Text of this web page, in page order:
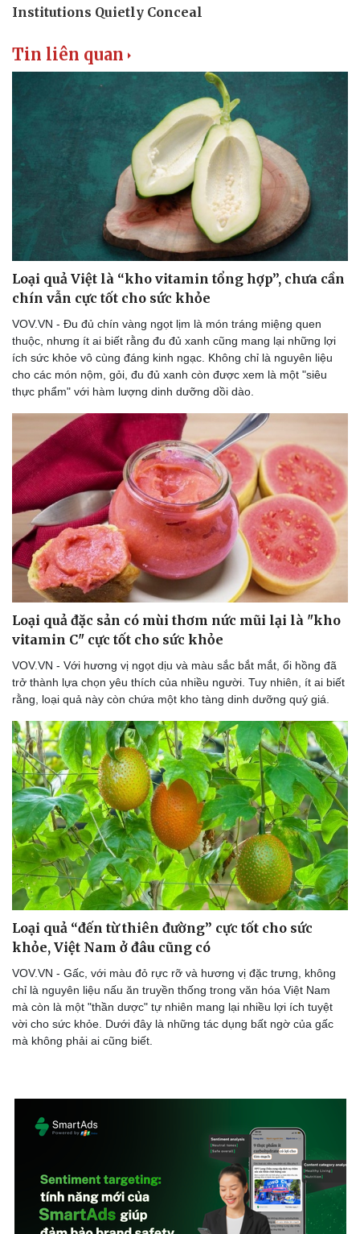
Thể thao
Lịch thi đấu bóng đá
Thế giới thể thao
Hậu trường
Ô tô - Xe máy
Xe máy
Tư vấn
Tin liên quan
Loại quả Việt là “kho vitamin tổng hợp”, chưa cần
chín vẫn cực tốt cho sức khỏe
VOV.VN - Đu đủ chín vàng ngọt lịm là món tráng miệng quen
thuộc, nhưng ít ai biết rằng đu đủ xanh cũng mang lại những lợi
ích sức khỏe vô cùng đáng kinh ngạc. Không chỉ là nguyên liệu
cho các món nộm, gỏi, đu đủ xanh còn được xem là một "siêu
thực phẩm" với hàm lượng dinh dưỡng dồi dào.
Loại quả đặc sản có mùi thơm nức mũi lại là "kho
vitamin C" cực tốt cho sức khỏe
VOV.VN - Với hương vị ngọt dịu và màu sắc bắt mắt, ổi hồng đã
trở thành lựa chọn yêu thích của nhiều người. Tuy nhiên, ít ai biết
rằng, loại quả này còn chứa một kho tàng dinh dưỡng quý giá.
Loại quả “đến từ thiên đường” cực tốt cho sức
khỏe, Việt Nam ở đâu cũng có
VOV.VN - Gấc, với màu đỏ rực rỡ và hương vị đặc trưng, không
chỉ là nguyên liệu nấu ăn truyền thống trong văn hóa Việt Nam
mà còn là một "thần dược" tự nhiên mang lại nhiều lợi ích tuyệt
vời cho sức khỏe. Dưới đây là những tác dụng bất ngờ của gấc
mà không phải ai cũng biết.